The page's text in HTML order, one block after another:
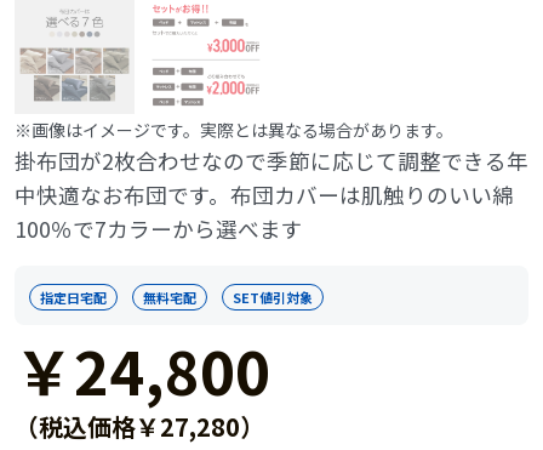
※画像はイメージです。実際とは異なる場合があります。
掛布団が2枚合わせなので季節に応じて調整できる年
中快適なお布団です。布団カバーは肌触りのいい綿
100％で7カラーから選べます
指定日宅配 無料宅配 SET値引対象
￥24,800
（税込価格￥27,280）